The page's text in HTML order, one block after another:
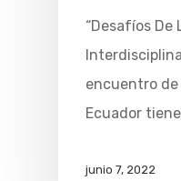
“Desafíos De
encuentro
Ecuador
junio 7, 2022